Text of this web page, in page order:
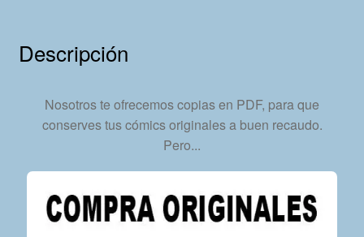
100
Libros
Formato
PDF
cantidad
Descripción
Nosotros te ofrecemos copias en PDF, para que
conserves tus cómics originales a buen recaudo.
Pero...